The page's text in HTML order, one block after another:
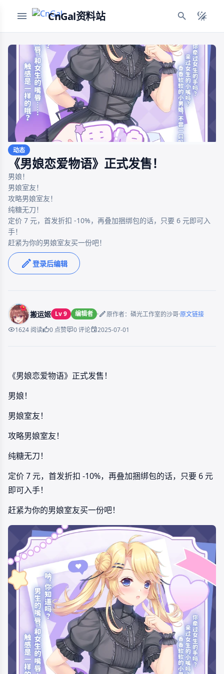
CnGal资料站
动态
《男娘恋爱物语》正式发售！
男娘！
男娘室友！
攻略男娘室友！
纯糖无刀！
定价 7 元，首发折扣 -10%，再叠加捆绑包的话，只要 6 元即可入
手！
赶紧为你的男娘室友买一份吧！
登录后编辑
搬运姬 Lv 9 编辑者 · 原作者：磷光工作室的沙哥·原文链接
1624 阅读
0 点赞 0 评论 2025-07-01
《男娘恋爱物语》正式发售！
男娘！
男娘室友！
攻略男娘室友！
纯糖无刀！
定价 7 元，首发折扣 -10%，再叠加捆绑包的话，只要 6 元
即可入手！
赶紧为你的男娘室友买一份吧！